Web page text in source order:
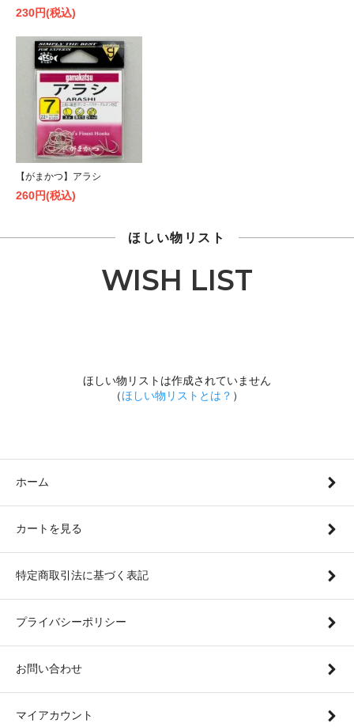
230円(税込)
【がまかつ】アラシ
260円(税込)
ほしい物リスト
WISH LIST
ほしい物リストは作成されていません
（ほしい物リストとは？ ）
ホーム
カートを見る
特定商取引法に基づく表記
プライバシーポリシー
お問い合わせ
マイアカウント